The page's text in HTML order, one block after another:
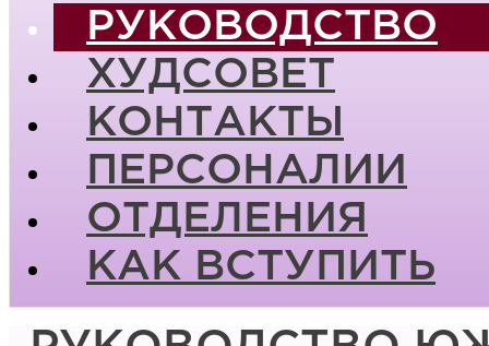
РУКОВОДСТВО
ХУДСОВЕТ
КОНТАКТЫ
ПЕРСОНАЛИИ
ОТДЕЛЕНИЯ
КАК ВСТУПИТЬ